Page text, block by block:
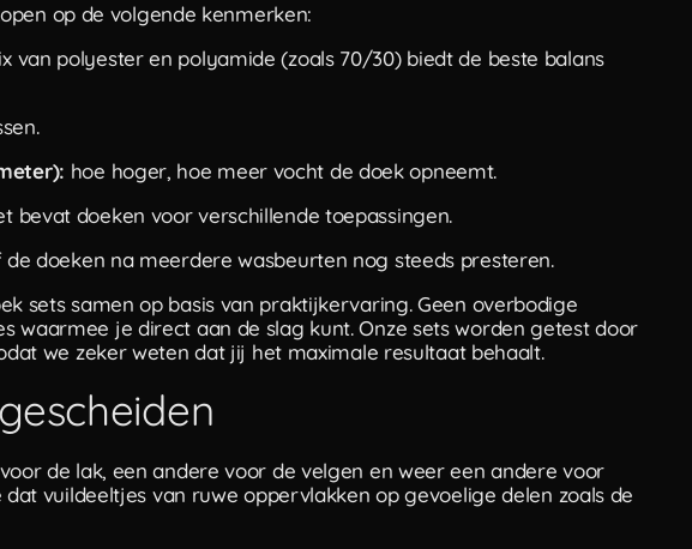
op de volgende kenmerken:
van polyester en polyamide (zoals 70/30) biedt de beste balans
hoe hoger, hoe meer vocht de doek opneemt.
bevat doeken voor verschillende toepassingen.
de doeken na meerdere wasbeurten nog steeds presteren.
sets samen op basis van praktijkervaring. Geen overbodige
waarmee je direct aan de slag kunt. Onze sets worden getest door
we zeker weten dat jij het maximale resultaat behaalt.
de lak, een andere voor de velgen en weer een andere voor
vuildeeltjes van ruwe oppervlakken op gevoelige delen zoals de